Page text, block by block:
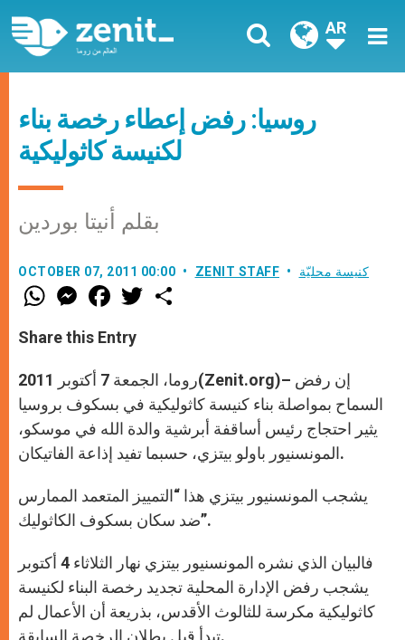
AR
روسيا: رفض إعطاء رخصة بناء
لكنيسة كاثوليكية
بقلم أنيتا بوردين
OCTOBER 07, 2011 00:00 ZENIT STAFF كنيسة محليّة
W
h
t
s
p
p
M
e
s
e
g
e
r
F
a
e
b
o
k
w
r
Share this Entry
روما، الجمعة 7 أكتوبر 2011(Zenit.org)– إن رفض
السماح بمواصلة بناء كنيسة كاثوليكية في بسكوف بروسيا
يثير احتجاج رئيس أساقفة أبرشية والدة الله في موسكو،
المونسنيور باولو بيتزي، حسبما تفيد إذاعة الفاتيكان.
يشجب المونسنيور بيتزي هذا “التمييز المتعمد الممارس
ضد سكان بسكوف الكاثوليك”.
فالبيان الذي نشره المونسنيور بيتزي نهار الثلاثاء 4 أكتوبر
يشجب رفض الإدارة المحلية تجديد رخصة البناء لكنيسة
كاثوليكية مكرسة للثالوث الأقدس، بذريعة أن الأعمال لم
تبدأ قبل بطلان الرخصة السابقة.